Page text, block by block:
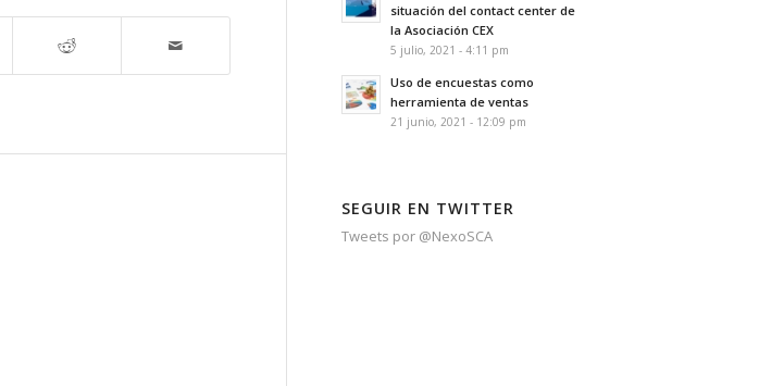
situación del contact center de
la Asociación CEX
5 julio, 2021 - 4:11 pm
Uso de encuestas como
herramienta de ventas
21 junio, 2021 - 12:09 pm
SEGUIR EN TWITTER
Tweets por @NexoSCA